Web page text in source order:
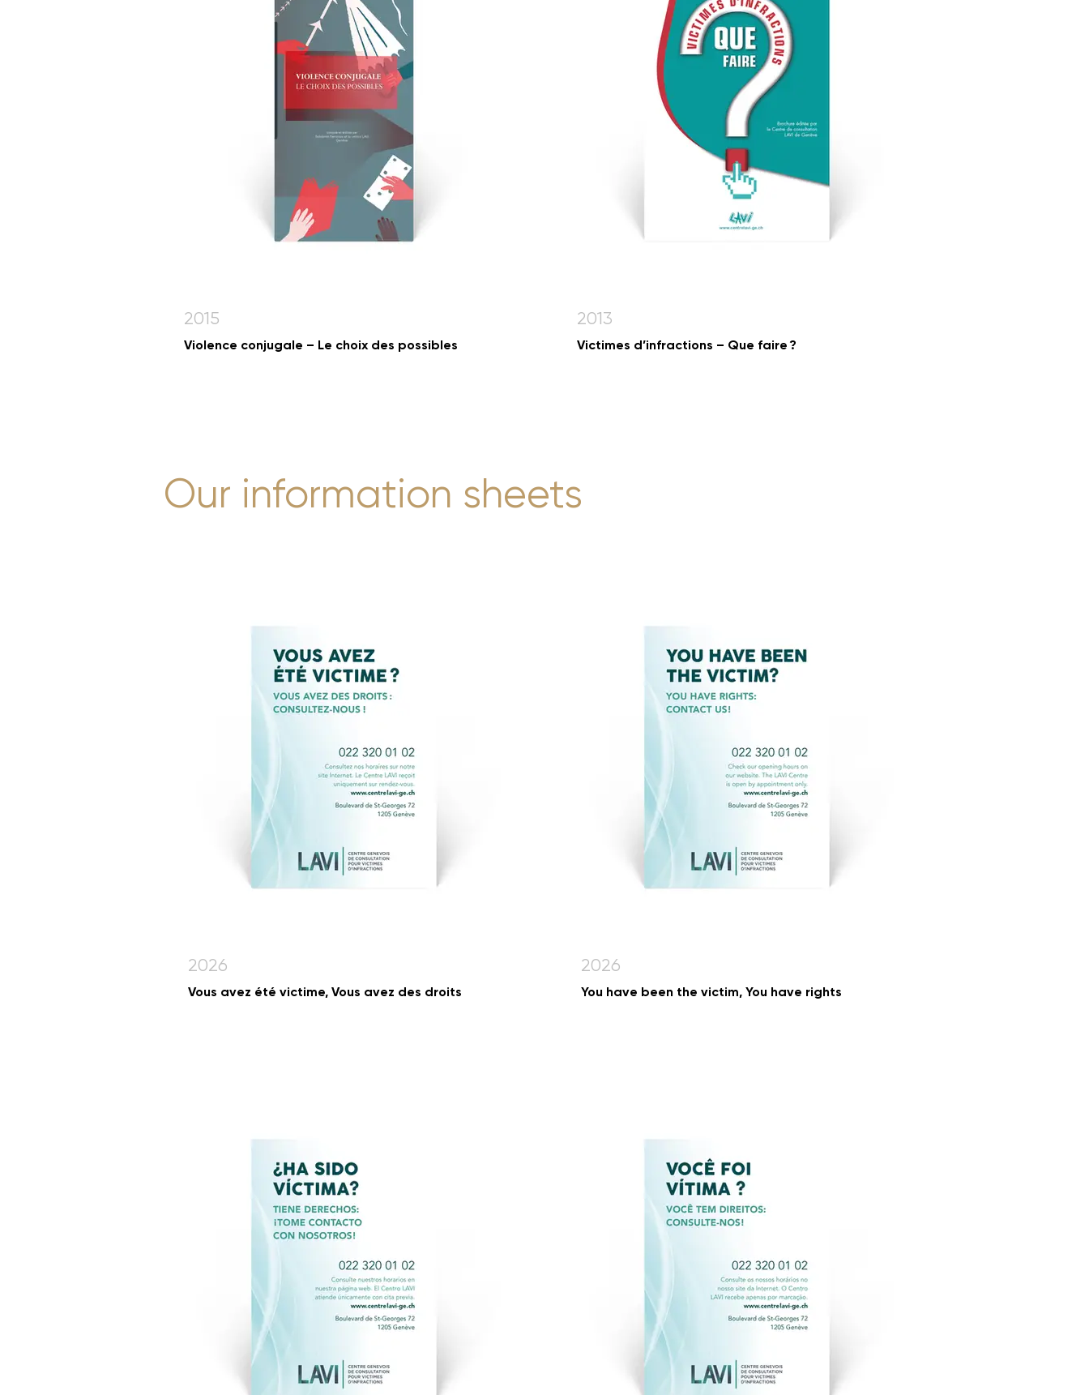
2015
Violence conjugale – Le choix des possibles
2013
Victimes d’infractions – Que faire ?
Our information sheets
2026
Vous avez été victime, Vous avez des droits
2026
You have been the victim, You have rights